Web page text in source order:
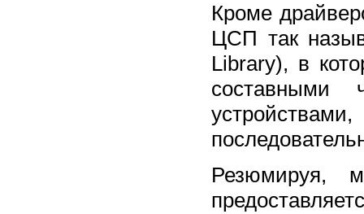
Кроме
ЦСП так
Library), в
Резюмируя,